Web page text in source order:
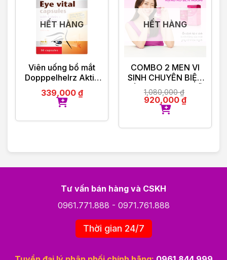
HẾT HÀNG
Viên uống bổ mắt
Dopppelhelrz Aktiv
EYE VITAL
CAPSULES (30 viên)
339,000 ₫
HẾT HÀNG
COMBO 2 MEN VI
SINH CHUYÊN BIỆT
DÀNH CHO PHỤ NỮ
NEUBIOTIC HER
1,080,000₫
920,000₫
Tư vấn bán hàng và CSKH
0961.771.888 - 0971.761.888
Thời gian 24/7